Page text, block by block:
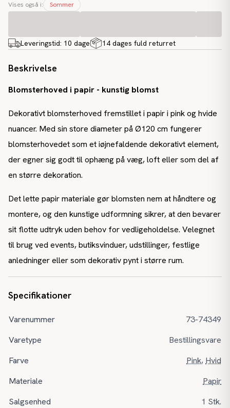
Vises også i: Sommer
Leveringstid: 10 dage 14 dages fuld returret
Beskrivelse
Blomsterhoved i papir - kunstig blomst
Dekorativt blomsterhoved fremstillet i papir i pink og hvide
nuancer. Med sin store diameter på Ø120 cm fungerer
blomsterhovedet som et iøjnefaldende dekorativt element,
der egner sig godt til ophæng på væg, loft eller som del af
en større dekoration.
Det lette papir materiale gør blomsten nem at håndtere og
montere, og den kunstige udformning sikrer, at den bevarer
sit flotte udtryk uden behov for vedligeholdelse. Velegnet
til brug ved events, butiksvinduer, udstillinger, festlige
anledninger eller som dekorativ pynt i større rum.
Specifikationer
Varenummer
73-74349
Varetype
Bestillingsvare
Farve
Pink, Hvid
Materiale
Papir
Salgsenhed
1 Stk.